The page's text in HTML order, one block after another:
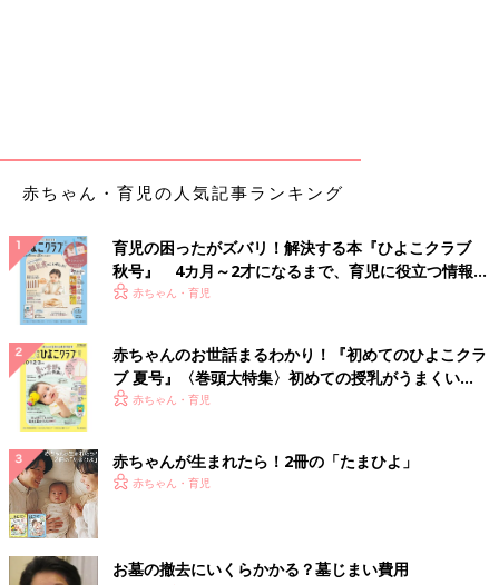
赤ちゃん・育児の人気記事ランキング
育児の困ったがズバリ！解決する本『ひよこクラブ
秋号』 4カ月～2才になるまで、育児に役立つ情報が
いっぱい！
赤ちゃん・育児
赤ちゃんのお世話まるわかり！『初めてのひよこクラ
ブ 夏号』〈巻頭大特集〉初めての授乳がうまくい
く！ おっぱい・ミルクの基本と夏のトラブル 解決テ
赤ちゃん・育児
赤ちゃんが生まれたら！2冊の「たまひよ」
赤ちゃん・育児
お墓の撤去にいくらかかる？墓じまい費用